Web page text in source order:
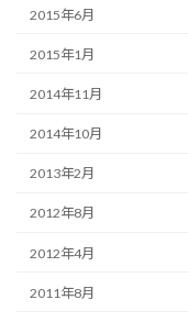
2015年6月
2015年1月
2014年11月
2014年10月
2013年2月
2012年8月
2012年4月
2011年8月